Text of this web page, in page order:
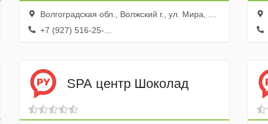
Волгоградская обл., Волжский г., ул. Мира, 54в, ТЦ Вегас
+7 (927) 516-25-...
SPA центр Шоколад